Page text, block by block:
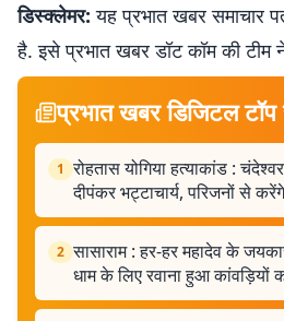
डिस्क्लेमर: यह प्रभात खबर समाचार
है. इसे प्रभात खबर डॉट कॉम की टीम
प्रभात खबर डिजिटल टॉप
1 रोहतास योगिया हत्याकांड :
दीपंकर भट्टाचार्य, परिजनों से
2 सासाराम : हर-हर महादेव के
धाम के लिए रवाना हुआ कांवड़ियों